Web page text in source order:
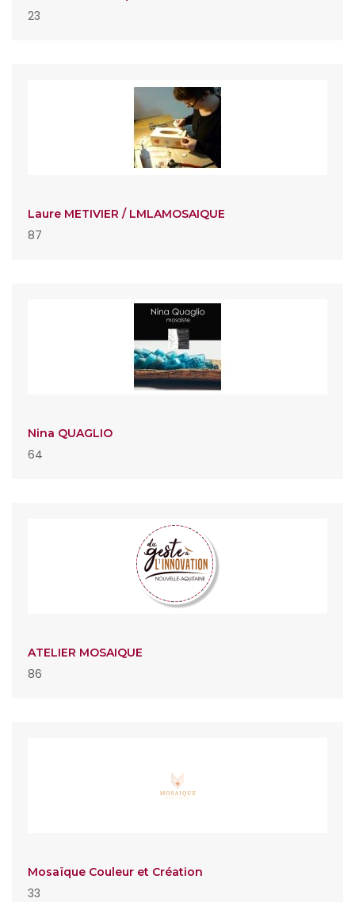
23
Laure METIVIER / LMLAMOSAIQUE
87
Nina QUAGLIO
64
ATELIER MOSAIQUE
86
Mosaïque Couleur et Création
33